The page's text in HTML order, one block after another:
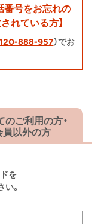
番号をお忘れの
れている方】
888-957）でお
のご利用の方・
員以外の方
を
。